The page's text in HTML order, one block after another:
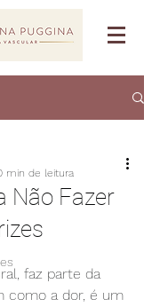
Não Fazer
min de leitura
faz parte da
como a dor, é um